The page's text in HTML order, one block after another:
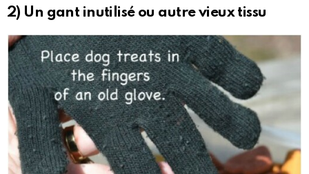
2) Un gant inutilisé ou autre vieux tissu